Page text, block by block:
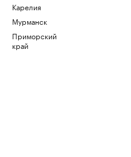
Карелия
Мурманск
Приморский
край